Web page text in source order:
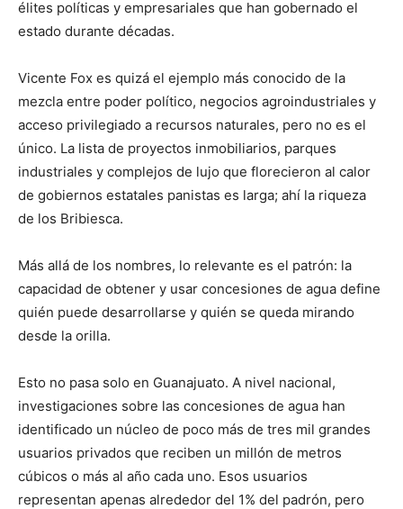
élites políticas y empresariales que han gobernado el
estado durante décadas.
Vicente Fox es quizá el ejemplo más conocido de la
mezcla entre poder político, negocios agroindustriales y
acceso privilegiado a recursos naturales, pero no es el
único. La lista de proyectos inmobiliarios, parques
industriales y complejos de lujo que florecieron al calor
de gobiernos estatales panistas es larga; ahí la riqueza
de los Bribiesca.
Más allá de los nombres, lo relevante es el patrón: la
capacidad de obtener y usar concesiones de agua define
quién puede desarrollarse y quién se queda mirando
desde la orilla.
Esto no pasa solo en Guanajuato. A nivel nacional,
investigaciones sobre las concesiones de agua han
identificado un núcleo de poco más de tres mil grandes
usuarios privados que reciben un millón de metros
cúbicos o más al año cada uno. Esos usuarios
representan apenas alrededor del 1% del padrón, pero